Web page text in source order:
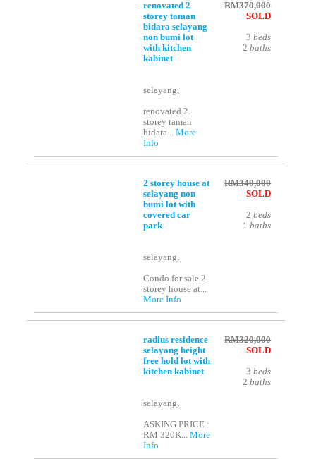
renovated 2
storey taman
bidara selayang
non bumi lot
with kitchen
kabinet
selayang,
renovated 2
storey taman
bidara...More
Info
RM370,000
SOLD
3 beds
2 baths
2 storey house at
selayang non
bumi lot with
covered car
park
selayang,
Condo for sale 2
storey house at...
More Info
RM340,000
SOLD
2 beds
1 baths
radius residence
selayang height
free hold lot with
kitchen kabinet
selayang,
ASKING PRICE :
RM 320K...More
Info
RM320,000
SOLD
3 beds
2 baths